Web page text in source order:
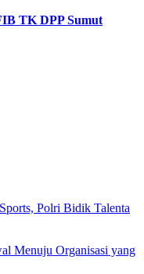
TK DPP Sumut
Polri Bidik Talenta
Menuju Organisasi yang